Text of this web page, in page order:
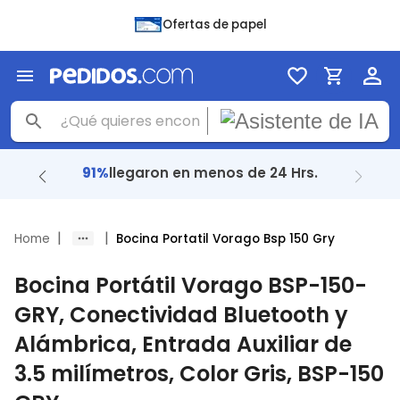
Ofertas de papel
91%llegaron en menos de 24 Hrs.
Home | | Bocina Portatil Vorago Bsp 150 Gry
Bocina Portátil Vorago BSP-150-
GRY, Conectividad Bluetooth y
Alámbrica, Entrada Auxiliar de
3.5 milímetros, Color Gris, BSP-150